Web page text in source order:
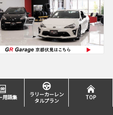
用語集
ラリーカーレン
タルプラン
TOP